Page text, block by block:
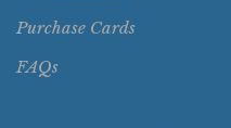
Purchase Cards
FAQs